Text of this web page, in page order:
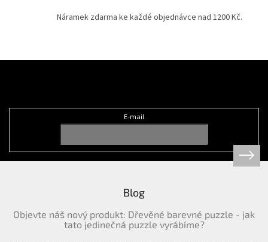
Náramek zdarma ke každé objednávce nad 1200 Kč.
E-mail
Blog
Objevte náš nový produkt: Dřevěné barevné puzzle - jak
tato jedinečná puzzle vyrábíme?